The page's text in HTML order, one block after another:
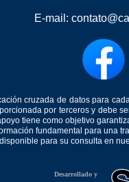
E-mail:
cruzada de datos para
por terceros y debe
tiene como objetivo
fundamental para una
para su consulta en
Desarrollado y